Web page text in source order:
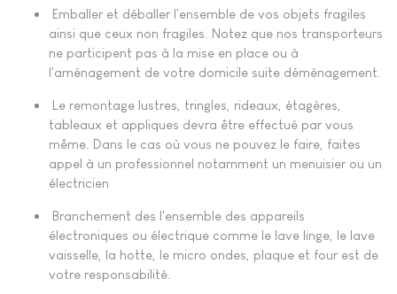
Emballer et déballer l'ensemble de vos objets fragiles
ainsi que ceux non fragiles. Notez que nos transporteurs
ne participent pas à la mise en place ou à
l'aménagement de votre domicile suite déménagement.
Le remontage lustres, tringles, rideaux, étagères,
tableaux et appliques devra être effectué par vous
même. Dans le cas où vous ne pouvez le faire, faites
appel à un professionnel notamment un menuisier ou un
électricien
Branchement des l'ensemble des appareils
électroniques ou électrique comme le lave linge, le lave
vaisselle, la hotte, le micro ondes, plaque et four est de
votre responsabilité.